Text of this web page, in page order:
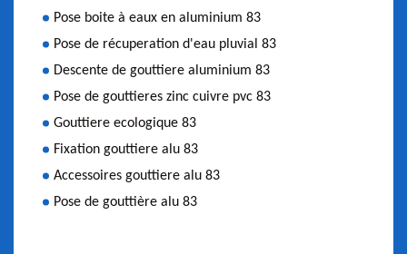
Pose boite à eaux en aluminium 83
Pose de récuperation d'eau pluvial 83
Descente de gouttiere aluminium 83
Pose de gouttieres zinc cuivre pvc 83
Gouttiere ecologique 83
Fixation gouttiere alu 83
Accessoires gouttiere alu 83
Pose de gouttière alu 83